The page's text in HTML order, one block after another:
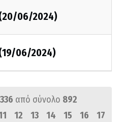
06/2024)
06/2024)
από σύνολο 892
12 13 14 15 16
17